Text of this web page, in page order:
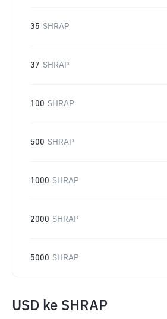
35 SHRAP
37 SHRAP
100 SHRAP
500 SHRAP
1000 SHRAP
2000 SHRAP
5000 SHRAP
USD ke SHRAP